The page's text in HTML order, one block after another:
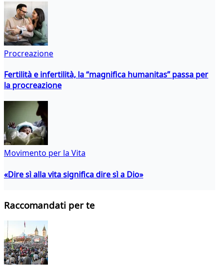
Procreazione
Fertilità e infertilità, la “magnifica humanitas” passa per
la procreazione
Movimento per la Vita
«Dire sì alla vita significa dire sì a Dio»
Raccomandati per te